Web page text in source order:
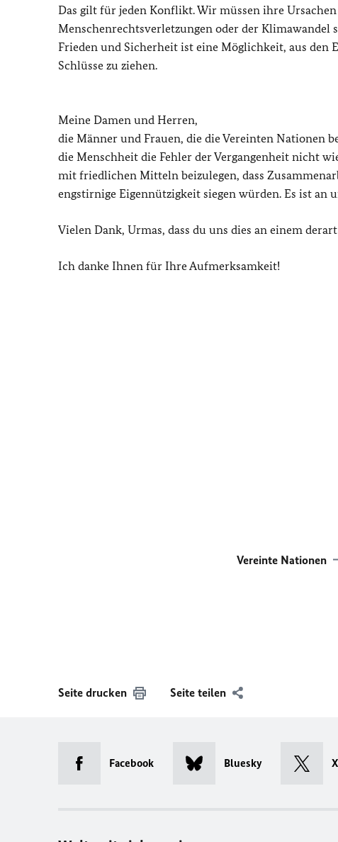
Das gilt für jeden Konflikt. Wir müssen ihre
Menschenrechtsverletzungen oder der Klimawandel
Frieden und Sicherheit ist eine Möglichkeit, aus den
Schlüsse zu ziehen.
Meine Damen und Herren,
die Männer und Frauen, die die Vereinten Nationen
die Menschheit die Fehler der Vergangenheit nicht
mit friedlichen Mitteln beizulegen, dass
engstirnige Eigennützigkeit siegen würden. Es ist an
Vielen Dank, Urmas, dass du uns dies an einem
Ich danke Ihnen für Ihre Aufmerksamkeit!
Vereinte Nationen
Seite drucken Seite teilen
Facebook Bluesky X